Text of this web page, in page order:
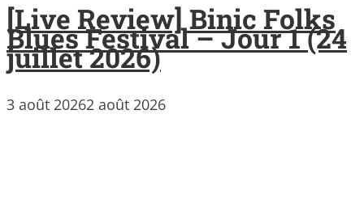
[Live Review] Binic Folks
Blues Festival – Jour 1 (24
juillet 2026)
3 août 20262 août 2026